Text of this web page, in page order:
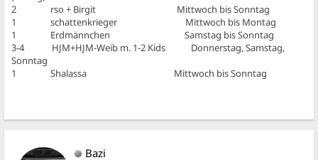
2 rso + Birgit Mittwoch bis Sonntag
1 schattenkrieger Mittwoch bis Montag
1 Erdmännchen Samstag bis Sonntag
3-4 HJM+HJM-Weib m. 1-2 Kids Donnerstag, Samstag,
Sonntag
1 Shalassa Mittwoch bis Sonntag
Bazi